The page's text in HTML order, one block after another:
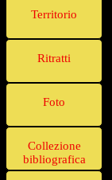
Territorio
Ritratti
Foto
Collezione
bibliografica